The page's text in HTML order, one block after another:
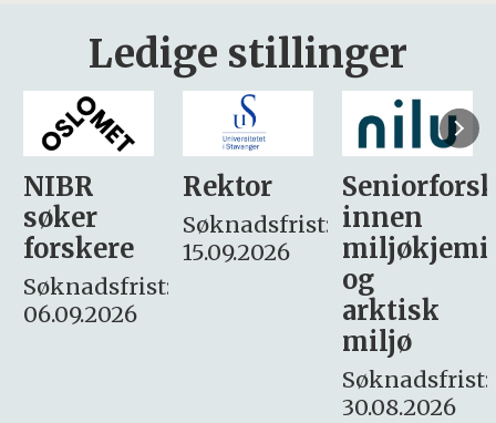
Ledige stillinger
Rektor
Søknadsfrist:
15.09.2026
Seniorforsker
innen
miljøkjemi
søker
– fast
Søknadsfrist:
16. august.